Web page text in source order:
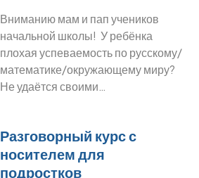
Вниманию мам и пап учеников
начальной школы! У ребёнка
плохая успеваемость по русскому/
математике/окружающему миру?
Не удаётся своими…
Разговорный курс с
носителем для
подростков